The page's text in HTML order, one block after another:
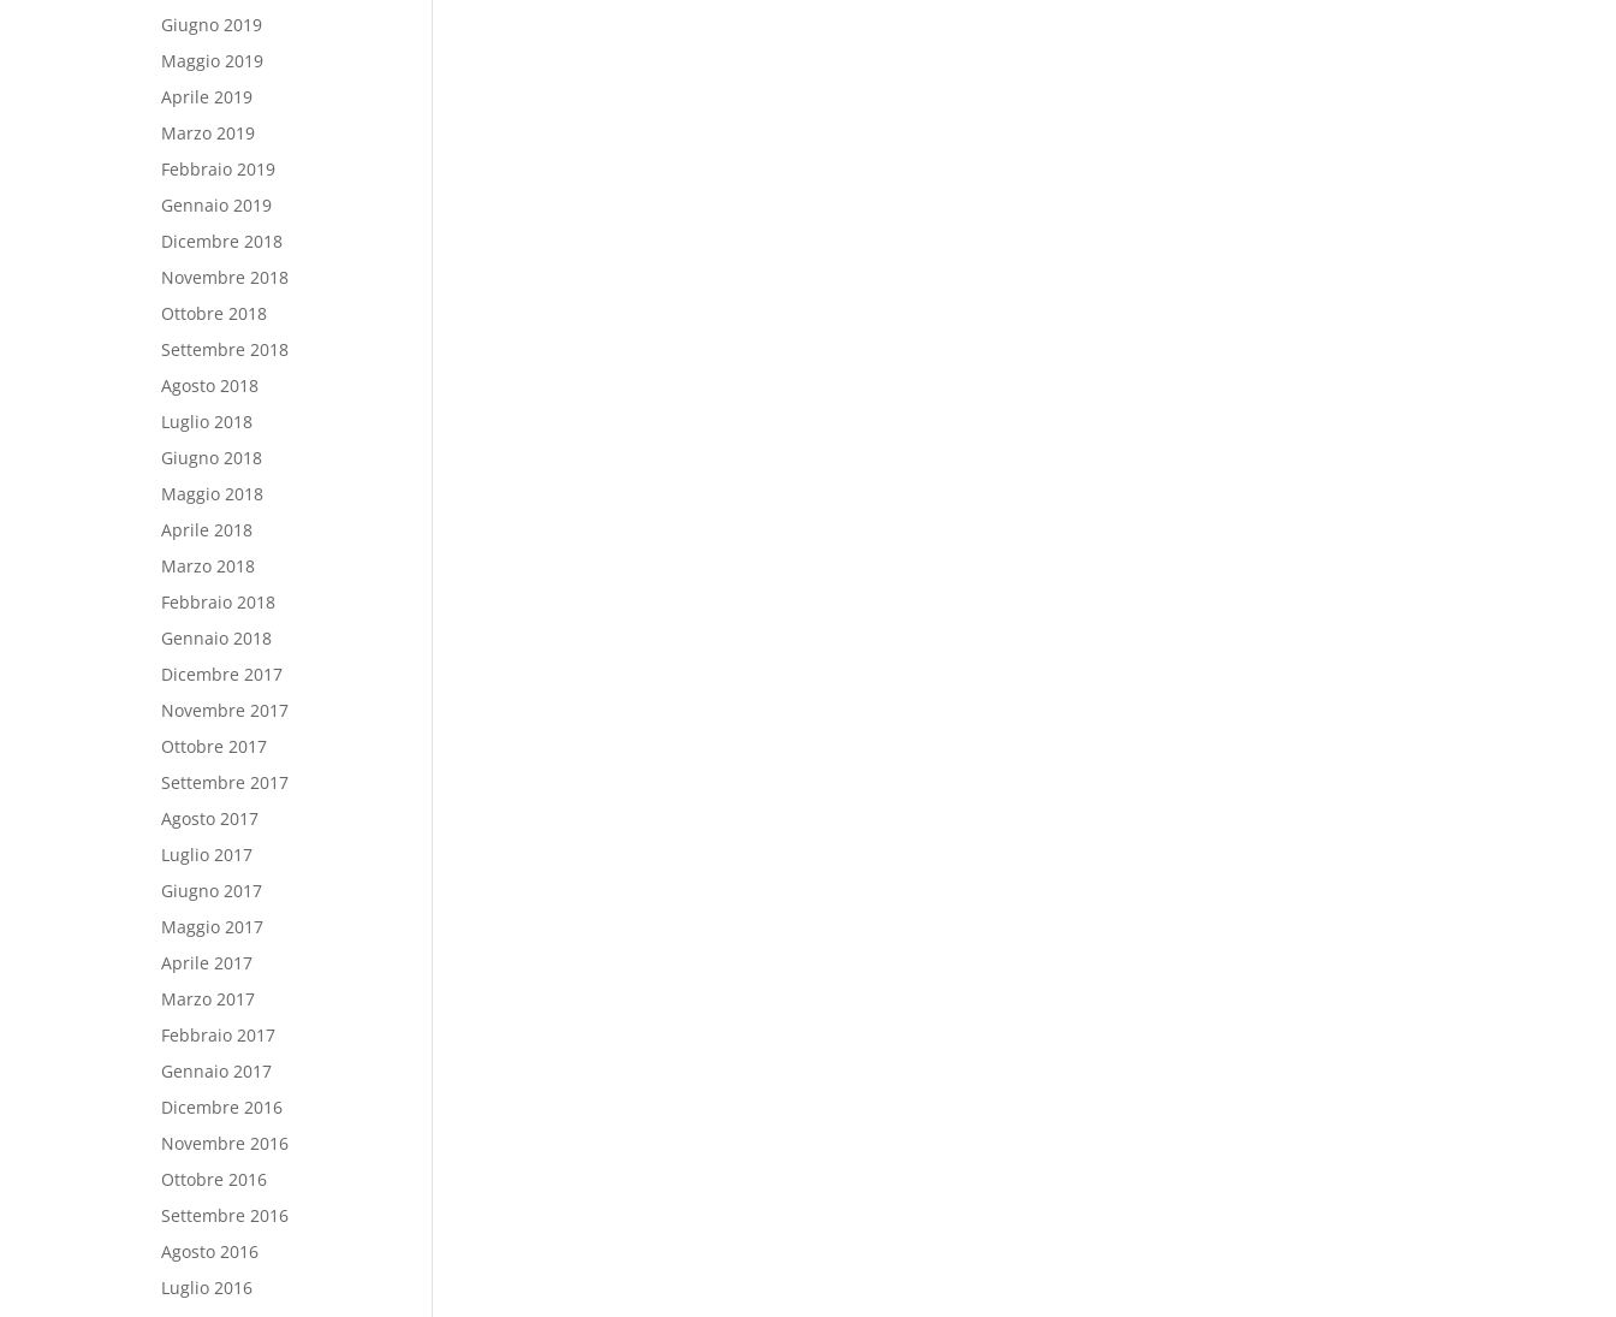
Giugno 2019
Maggio 2019
Aprile 2019
Marzo 2019
Febbraio 2019
Gennaio 2019
Dicembre 2018
Novembre 2018
Ottobre 2018
Settembre 2018
Agosto 2018
Luglio 2018
Giugno 2018
Maggio 2018
Aprile 2018
Marzo 2018
Febbraio 2018
Gennaio 2018
Dicembre 2017
Novembre 2017
Ottobre 2017
Settembre 2017
Agosto 2017
Luglio 2017
Giugno 2017
Maggio 2017
Aprile 2017
Marzo 2017
Febbraio 2017
Gennaio 2017
Dicembre 2016
Novembre 2016
Ottobre 2016
Settembre 2016
Agosto 2016
Luglio 2016